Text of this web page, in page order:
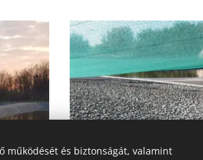
működését és biztonságát, valamint